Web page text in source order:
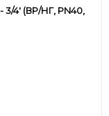
3/4' (ВР/НГ, PN40,